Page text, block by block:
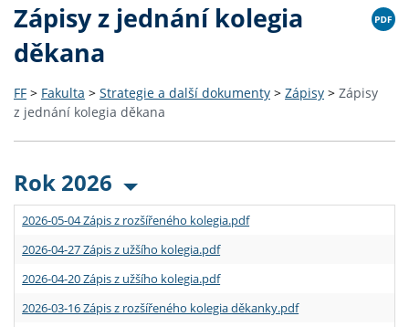
Zápisy z jednání kolegia
děkana
FF > Fakulta > Strategie a další dokumenty > Zápisy > Zápisy
z jednání kolegia děkana
Rok 2026
2026-05-04 Zápis z rozšířeného kolegia.pdf
2026-04-27 Zápis z užšího kolegia.pdf
2026-04-20 Zápis z užšího kolegia.pdf
2026-03-16 Zápis z rozšířeného kolegia děkanky.pdf